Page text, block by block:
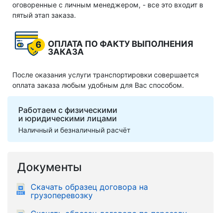
оговоренные с личным менеджером, - все это входит в
пятый этап заказа.
6
ОПЛАТА ПО ФАКТУ ВЫПОЛНЕНИЯ
ЗАКАЗА
После оказания услуги транспортировки совершается
оплата заказа любым удобным для Вас способом.
Работаем с физическими
и юридическими лицами
Наличный и безналичный расчёт
Документы
Скачать образец договора на
грузоперевозку